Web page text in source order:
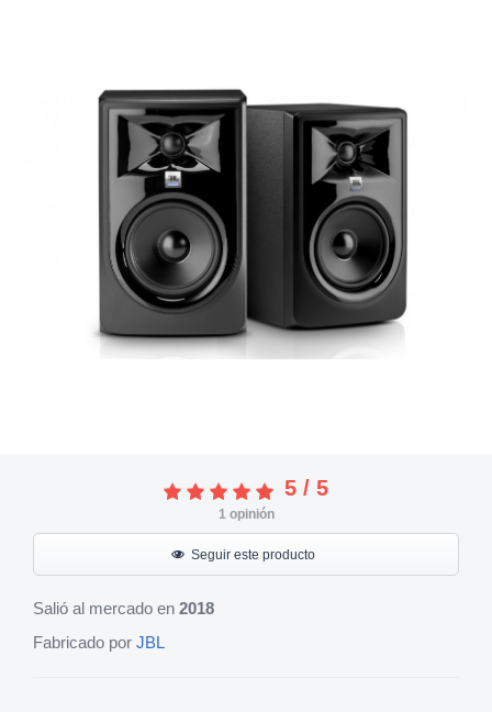
5 / 5
1opinión
Seguir este producto
Salió al mercado en 2018
Fabricado por JBL